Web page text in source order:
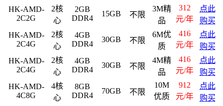
HK-AMD-
2C2G
2核
心
2GB
DDR4
15GB 不限
3M精
品
312
元/年
点此
购买
HK-AMD-
2C4G
2核
心
4GB
DDR4
30GB 不限
6M优
质
416
元/年
点此
购买
HK-AMD-
2C4G
2核
心
4GB
DDR4
30GB 不限
4M精
品
416
元/年
点此
购买
HK-AMD-
4C8G
4核
心
8GB
DDR4
70GB 不限
10M
优质
912
元/年
点此
购买